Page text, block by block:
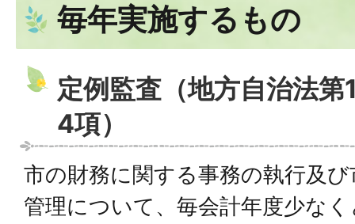
毎年実施するもの
定例監査（地方自治法
4項）
市の財務に関する事務の執行及
管理について、毎会計年度少な